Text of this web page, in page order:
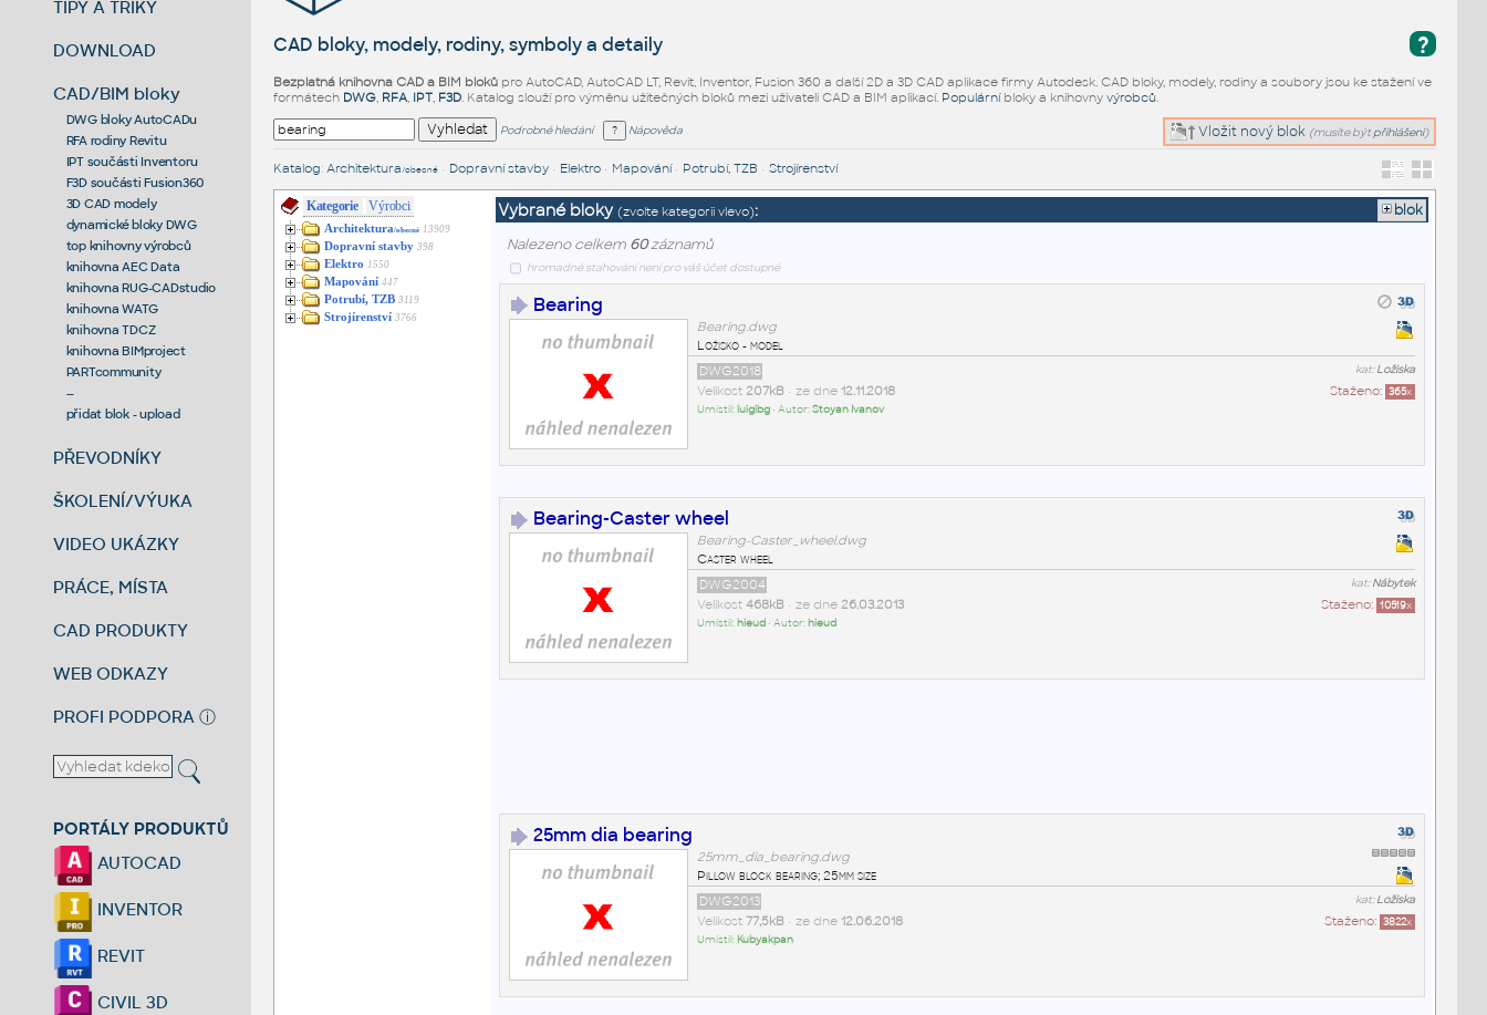
TIPY A TRIKY
DOWNLOAD
CAD/BIM bloky
DWG bloky AutoCADu
RFA rodiny Revitu
IPT součásti Inventoru
F3D součásti Fusion360
3D CAD modely
dynamické bloky DWG
top knihovny výrobců
knihovna AEC Data
knihovna RUG-CADstudio
knihovna WATG
knihovna TDCZ
knihovna BIMproject
PARTcommunity
--
přidat blok - upload
PŘEVODNÍKY
ŠKOLENÍ/VÝUKA
VIDEO UKÁZKY
PRÁCE, MÍSTA
CAD PRODUKTY
WEB ODKAZY
PROFI PODPORA ⓘ
PORTÁLY PRODUKTŮ
AUTOCAD
INVENTOR
REVIT
CIVIL 3D
?
CAD bloky, modely, rodiny, symboly a detaily
Bezplatná knihovna CAD a BIM blokůpro AutoCAD, AutoCAD LT, Revit, Inventor, Fusion 360 a další 2D a 3D CAD aplikace firmy Autodesk. CAD bloky, modely, rodiny a soubory jsou ke stažení ve
formátech DWG, RFA, IPT, F3D. Katalog slouží pro výměnu užitečných bloků mezi uživateli CAD a BIM aplikací. Populárníbloky a knihovny výrobců.
Vložit nový blok (musíte být přihlášeni)
Podrobné hledání Nápověda
Katalog: Architektura /obecné• Dopravní stavby• Elektro• Mapování• Potrubí, TZB • Strojírenství
Kategorie Výrobci
Architektura/obecné 13909
Dopravní stavby 398
Elektro 1550
Mapování 447
Potrubí, TZB 3119
Strojírenství 3766
Vybrané bloky (zvolte kategorii vlevo):
blok
Nalezeno celkem 60záznamů
hromadné stahování není pro váš účet dostupné
Bearing
Bearing.dwg
Ložisko - model
kat:Ložiska
DWG2018
Staženo: 365x
Velikost 207kB• ze dne 12.11.2018
Umístil: luigibg• Autor:Stoyan Ivanov
Bearing-Caster wheel
Bearing-Caster_wheel.dwg
Caster wheel
kat:Nábytek
DWG2004
Staženo: 10519x
Velikost 468kB• ze dne 26.03.2013
Umístil: hieud• Autor: hieud
25mm dia bearing
25mm_dia_bearing.dwg
Pillow block bearing; 25mm size
kat:Ložiska
DWG2013
Staženo: 3822x
Velikost 77,5kB• ze dne 12.06.2018
Umístil: Kubyakpan